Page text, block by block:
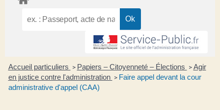
Accueil particuliers > Papiers – Citoyenneté – Élections > Agir
en justice contre l'administration > Faire appel devant la cour
administrative d'appel (CAA)